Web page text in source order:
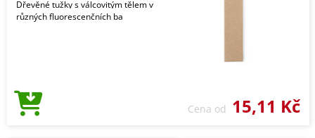
Dřevěné tužky s válcovitým tělem v
různých fluorescenčních ba
Cena od 15,11 Kč